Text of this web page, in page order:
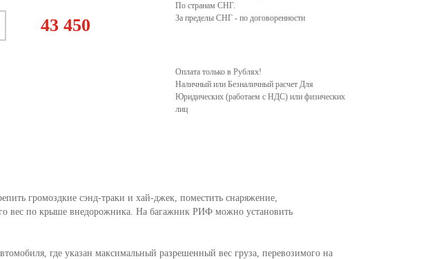
3 4 8 9 10 11 12
43 450
По странам СНГ.
За пределы СНГ - по договоренности
Оплата только в Рублях!
Наличный или Безналичный расчет Для
Юридических (работаем с НДС) или физических
лиц
громоздкие сэнд-траки и хай-джек, поместить снаряжение,
вес по крыше внедорожника. На багажник РИФ можно установить
где указан максимальный разрешенный вес груза, перевозимого на